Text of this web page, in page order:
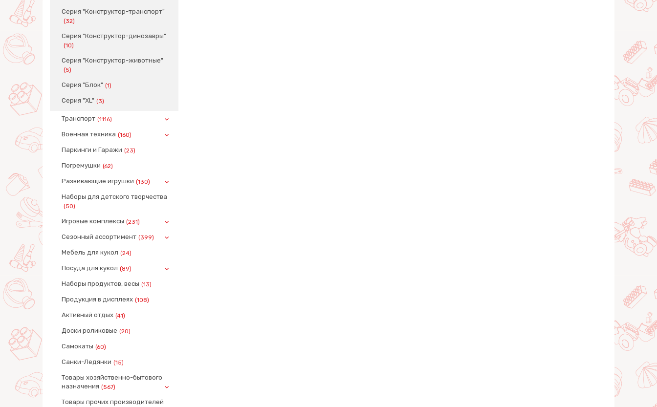
Серия "Конструктор-транспорт"
(32)
Серия "Конструктор-динозавры"
(10)
Серия "Конструктор-животные"
(5)
Серия "Блок" (1)
Серия "XL" (3)
Транспорт (1116)
Военная техника (160)
Паркинги и Гаражи (23)
Погремушки (62)
Развивающие игрушки (130)
Наборы для детского творчества
(50)
Игровые комплексы (231)
Сезонный ассортимент (399)
Мебель для кукол (24)
Посуда для кукол (89)
Наборы продуктов, весы (13)
Продукция в дисплеях (108)
Активный отдых (41)
Доски роликовые (20)
Самокаты (60)
Санки-Ледянки (15)
Товары хозяйственно-бытового
назначения (567)
Товары прочих производителей